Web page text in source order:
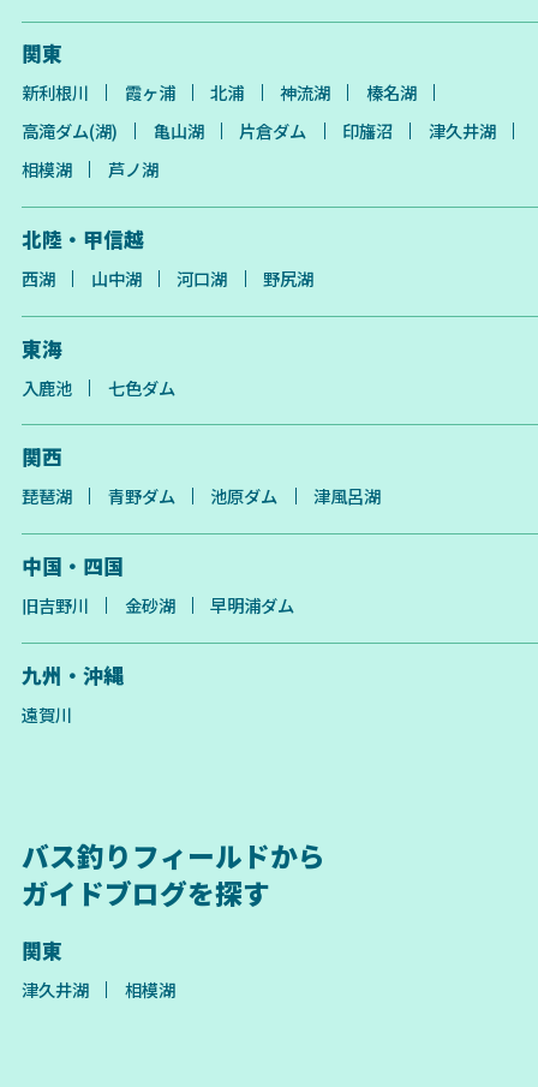
関東
新利根川 霞ヶ浦 北浦 神流湖
榛名湖
高滝ダム(湖)
亀山湖 片倉ダム 印旛沼
津久井湖
相模湖
芦ノ湖
北陸・甲信越
西湖 山中湖 河口湖 野尻湖
東海
入鹿池 七色ダム
関西
琵琶湖 青野ダム 池原ダム 津風呂湖
中国・四国
旧吉野川 金砂湖 早明浦ダム
九州・沖縄
遠賀川
バス釣りフィールドから
ガイドブログを探す
関東
津久井湖 相模湖